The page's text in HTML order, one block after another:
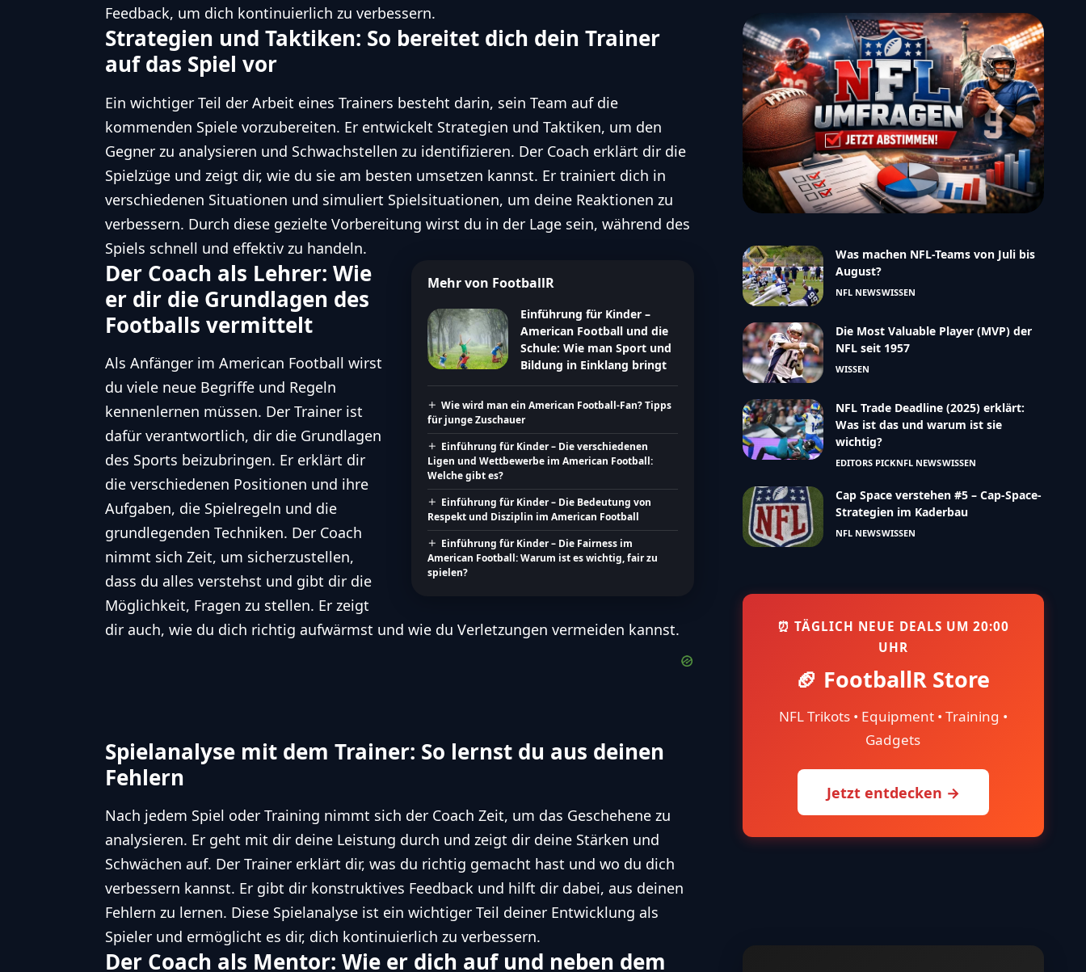
Feedback, um dich kontinuierlich zu verbessern.
Strategien und Taktiken: So bereitet dich dein Trainer
auf das Spiel vor
Ein wichtiger Teil der Arbeit eines Trainers besteht darin, sein Team auf die
kommenden Spiele vorzubereiten. Er entwickelt Strategien und Taktiken, um den
Gegner zu analysieren und Schwachstellen zu identifizieren. Der Coach erklärt dir die
Spielzüge und zeigt dir, wie du sie am besten umsetzen kannst. Er trainiert dich in
verschiedenen Situationen und simuliert Spielsituationen, um deine Reaktionen zu
verbessern. Durch diese gezielte Vorbereitung wirst du in der Lage sein, während des
Spiels schnell und effektiv zu handeln.
Mehr von FootballR
Einführung für Kinder –
American Football und die
Schule: Wie man Sport und
Bildung in Einklang bringt
Wie wird man ein American Football-Fan? Tipps
für junge Zuschauer
Einführung für Kinder – Die verschiedenen
Ligen und Wettbewerbe im American Football:
Welche gibt es?
Einführung für Kinder – Die Bedeutung von
Respekt und Disziplin im American Football
Einführung für Kinder – Die Fairness im
American Football: Warum ist es wichtig, fair zu
spielen?
Der Coach als Lehrer: Wie
er dir die Grundlagen des
Footballs vermittelt
Als Anfänger im American Football wirst
du viele neue Begriffe und Regeln
kennenlernen müssen. Der Trainer ist
dafür verantwortlich, dir die Grundlagen
des Sports beizubringen. Er erklärt dir
die verschiedenen Positionen und ihre
Aufgaben, die Spielregeln und die
grundlegenden Techniken. Der Coach
nimmt sich Zeit, um sicherzustellen,
dass du alles verstehst und gibt dir die
Möglichkeit, Fragen zu stellen. Er zeigt
dir auch, wie du dich richtig aufwärmst und wie du Verletzungen vermeiden kannst.
Spielanalyse mit dem Trainer: So lernst du aus deinen
Fehlern
Nach jedem Spiel oder Training nimmt sich der Coach Zeit, um das Geschehene zu
analysieren. Er geht mit dir deine Leistung durch und zeigt dir deine Stärken und
Schwächen auf. Der Trainer erklärt dir, was du richtig gemacht hast und wo du dich
verbessern kannst. Er gibt dir konstruktives Feedback und hilft dir dabei, aus deinen
Fehlern zu lernen. Diese Spielanalyse ist ein wichtiger Teil deiner Entwicklung als
Spieler und ermöglicht es dir, dich kontinuierlich zu verbessern.
Der Coach als Mentor: Wie er dich auf und neben dem
Was machen NFL-Teams von Juli bis
August?
NFL NEWSWISSEN
Die Most Valuable Player (MVP) der
NFL seit 1957
WISSEN
NFL Trade Deadline (2025) erklärt:
Was ist das und warum ist sie
wichtig?
EDITORS PICKNFL NEWSWISSEN
Cap Space verstehen #5 – Cap-Space-
Strategien im Kaderbau
NFL NEWSWISSEN
⏰ TÄGLICH NEUE DEALS UM 20:00
UHR
🏈 FootballR Store
NFL Trikots • Equipment • Training •
Gadgets
Jetzt entdecken →